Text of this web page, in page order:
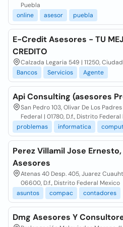
Puebla
online
asesor puebla
E-Credit Asesores - TU
CREDITO
Calzada Legaria 549 | 11250,
Bancos
Servicios Agente
Api Consulting (asesores
San Pedro 103, Olivar De Los
Federal | 01780, D.f., Distrito
problemas
informatica
Perez Villamil Jose
Asesores
Atenas 40 Desp. 405, Juarez
06600, D.f., Distrito Federal Mexico
asuntos
compac contadores
Dmg Asesores Y